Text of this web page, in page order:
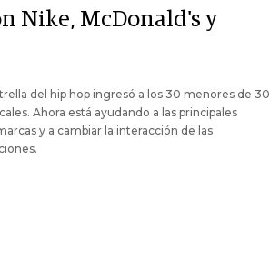
Nike, McDonald's y
del hip hop ingresó a los 30 menores de 30
Ahora está ayudando a las principales
y a cambiar la interacción de las